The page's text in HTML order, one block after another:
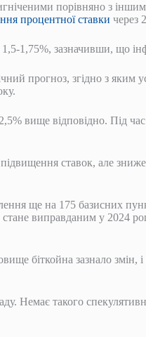
порівняно з
процентної ставки через
1,75%, зазначивши, що
прогноз, згідно з яким
вище відповідно. Під
ставок, але
ще на 175 базисних
виправданим у 2024
біткойна зазнало змін,
Немає такого